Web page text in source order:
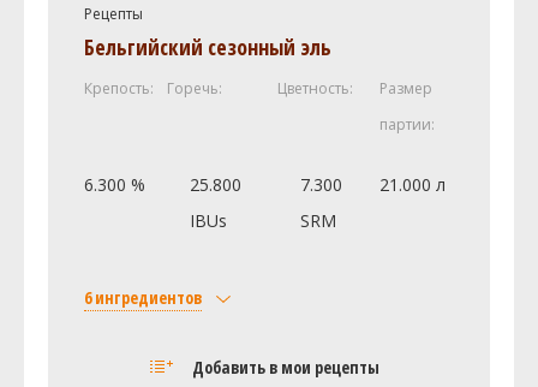
Рецепты
Добавить в мои рецепты
Бельгийский сезонный эль
Крепость: Горечь: Цветность:
Размер
партии:
6.300 %
25.800
IBUs
7.300
SRM
21.000 л
6 ингредиентов